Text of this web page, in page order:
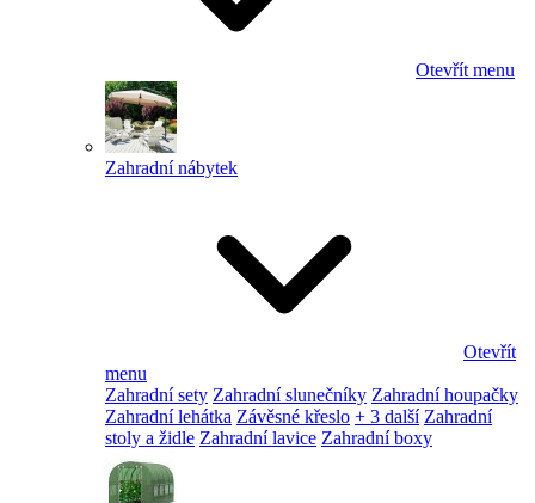
Otevřít menu
Zahradní nábytek
Otevřít
menu
Zahradní sety Zahradní slunečníky Zahradní houpačky
Zahradní lehátka Závěsné křeslo + 3 další Zahradní
stoly a židle Zahradní lavice Zahradní boxy